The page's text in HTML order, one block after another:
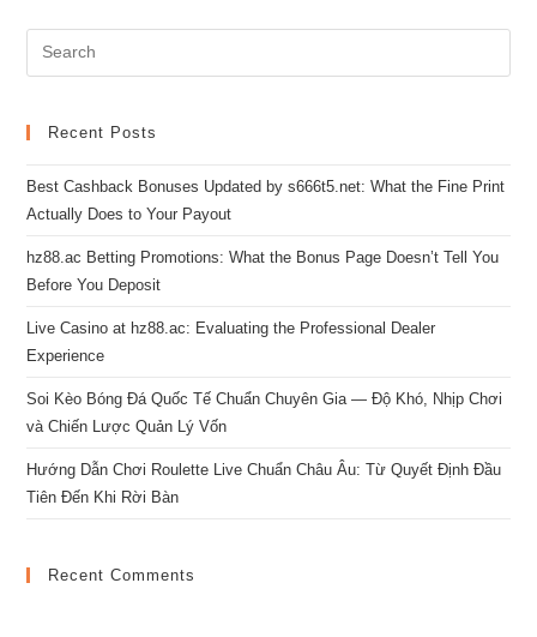
Recent Posts
Best Cashback Bonuses Updated by s666t5.net: What the Fine Print
Actually Does to Your Payout
hz88.ac Betting Promotions: What the Bonus Page Doesn’t Tell You
Before You Deposit
Live Casino at hz88.ac: Evaluating the Professional Dealer
Experience
Soi Kèo Bóng Đá Quốc Tế Chuẩn Chuyên Gia — Độ Khó, Nhịp Chơi
và Chiến Lược Quản Lý Vốn
Hướng Dẫn Chơi Roulette Live Chuẩn Châu Âu: Từ Quyết Định Đầu
Tiên Đến Khi Rời Bàn
Recent Comments